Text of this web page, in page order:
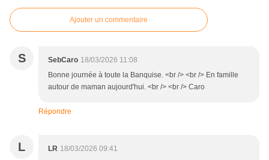
Ajouter un commentaire
S SebCaro 18/03/2026 11:08
Bonne journée à toute la Banquise. <br /> <br /> En famille
autour de maman aujourd'hui. <br /> <br /> Caro
Répondre
L LR 18/03/2026 09:41